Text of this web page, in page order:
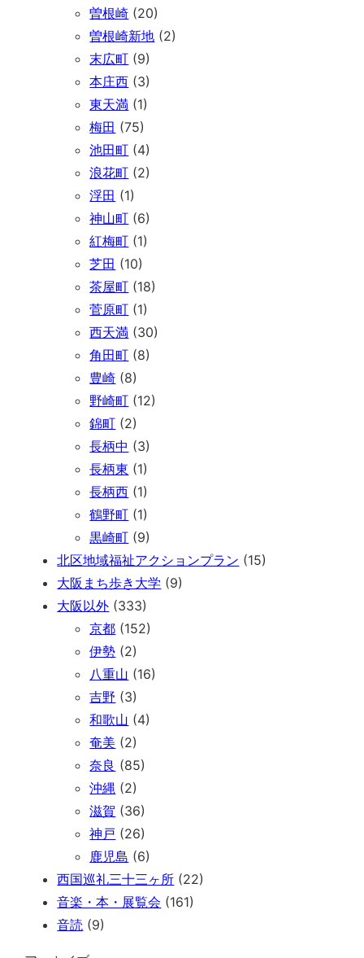
曽根崎 (20)
曽根崎新地 (2)
末広町 (9)
本庄西 (3)
東天満 (1)
梅田 (75)
池田町 (4)
浪花町 (2)
浮田 (1)
神山町 (6)
紅梅町 (1)
芝田 (10)
茶屋町 (18)
菅原町 (1)
西天満 (30)
角田町 (8)
豊崎 (8)
野崎町 (12)
錦町 (2)
長柄中 (3)
長柄東 (1)
長柄西 (1)
鶴野町 (1)
黒崎町 (9)
北区地域福祉アクションプラン (15)
大阪まち歩き大学 (9)
大阪以外 (333)
京都 (152)
伊勢 (2)
八重山 (16)
吉野 (3)
和歌山 (4)
奄美 (2)
奈良 (85)
沖縄 (2)
滋賀 (36)
神戸 (26)
鹿児島 (6)
西国巡礼三十三ヶ所 (22)
音楽・本・展覧会 (161)
音読 (9)